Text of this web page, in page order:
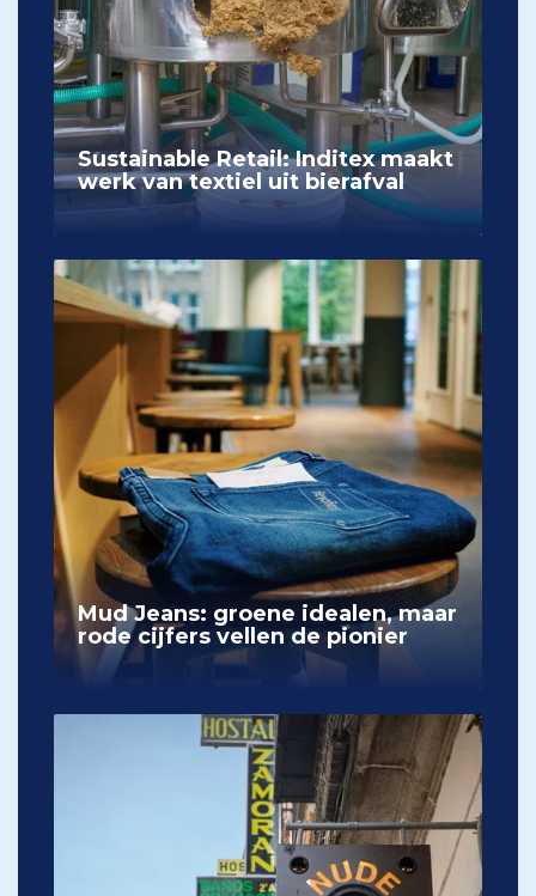
Sustainable Retail: Inditex maakt
werk van textiel uit bierafval
Mud Jeans: groene idealen, maar
rode cijfers vellen de pionier